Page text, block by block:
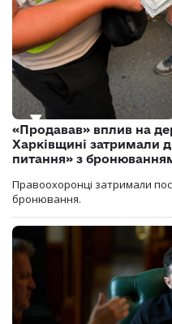
«Продавав» вплив на
Харківщині затримали
питання» з
Правоохоронці затримали
бронювання.